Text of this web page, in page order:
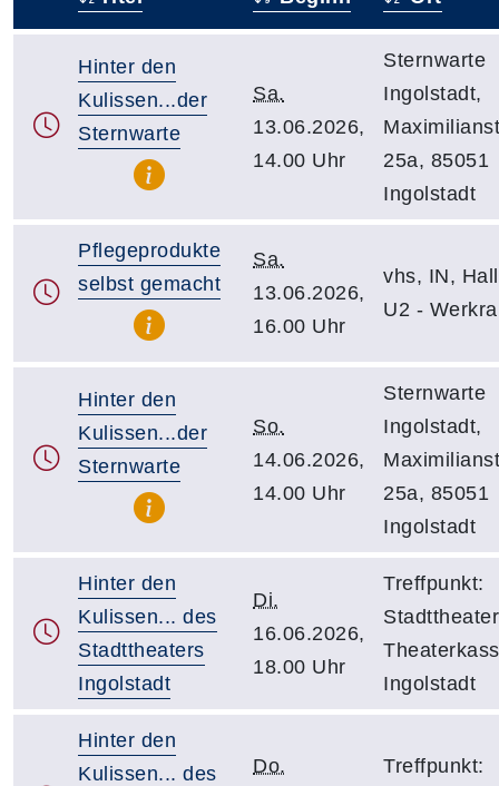
Hinter den
Kulissen...der
Sternwarte
Sa.
13.06.2026,
14.00 Uhr
Sternwarte
Ingolstadt,
25a, 85051
Ingolstadt
Pflegeprodukte
selbst gemacht
Sa.
13.06.2026,
16.00 Uhr
vhs, IN,
U2 -
Hinter den
Kulissen...der
Sternwarte
So.
14.06.2026,
14.00 Uhr
Sternwarte
Ingolstadt,
25a, 85051
Ingolstadt
Hinter den
Kulissen... des
Stadttheaters
Ingolstadt
Di.
16.06.2026,
18.00 Uhr
Treffpunkt:
Stadttheater
Ingolstadt
Hinter den
Kulissen... des
Do.
Treffpunkt: